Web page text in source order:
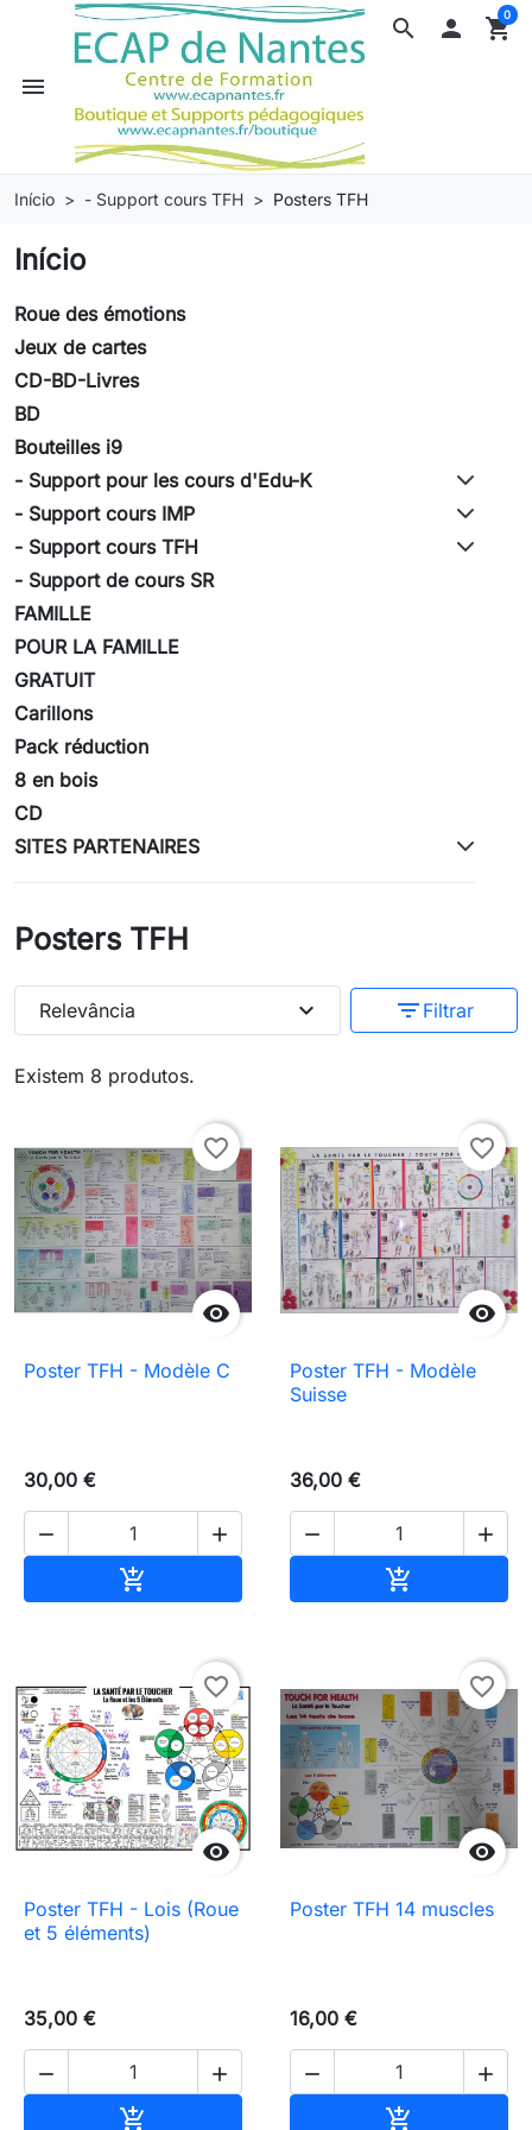
search
menu
 shopping_cart
0
Início - Support cours TFH Posters TFH
Início
Roue des émotions
Jeux de cartes
CD-BD-Livres
BD
Bouteilles i9
- Support pour les cours d'Edu-K
- Support cours IMP
- Support cours TFH
- Support de cours SR
FAMILLE
POUR LA FAMILLE
GRATUIT
Carillons
Pack réduction
8 en bois
CD
SITES PARTENAIRES
Posters TFH
Existem 8 produtos.
Relevância expand_more filter_list Filtrar

favorite_border
Poster TFH - Modèle C
30,00 €
 


favorite_border
Poster TFH - Modèle
Suisse
36,00 €
 


favorite_border
Poster TFH - Lois (Roue
et 5 éléments)
35,00 €
 


favorite_border
Poster TFH 14 muscles
16,00 €
 
